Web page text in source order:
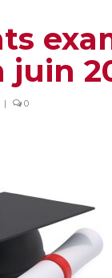
juin
| 0